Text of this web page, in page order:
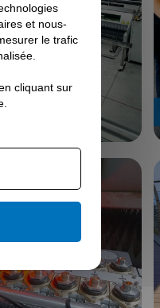
ISO 9001
et nous-
le trafic
cliquant sur